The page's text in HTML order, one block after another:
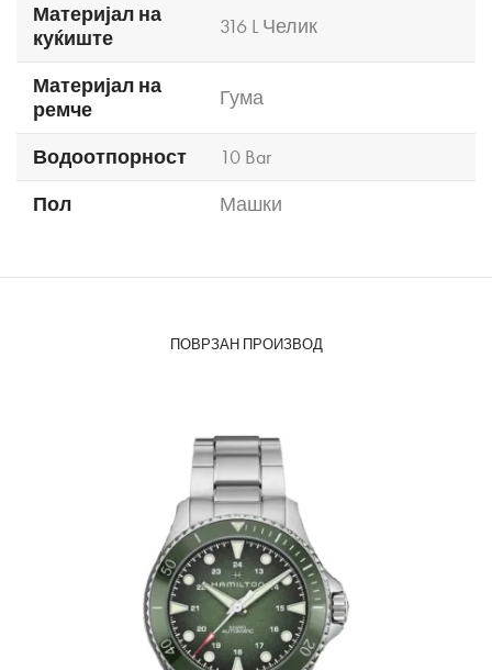
Материјал на
куќиште
316 L Челик
Материјал на
ремче
Гума
Водоотпорност
10 Bar
Пол
Машки
ПОВРЗАН ПРОИЗВОД